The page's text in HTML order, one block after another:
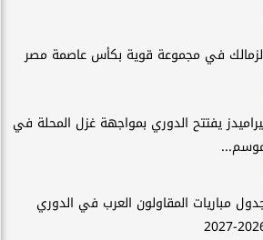
في مجموعة قوية بكأس عاصمة مصر
يفتتح الدوري بمواجهة غزل المحلة في
مباريات المقاولون العرب في الدوري
2026-